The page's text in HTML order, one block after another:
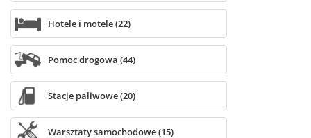
Hotele i motele (22)
Pomoc drogowa (44)
Stacje paliwowe (20)
Warsztaty samochodowe (15)